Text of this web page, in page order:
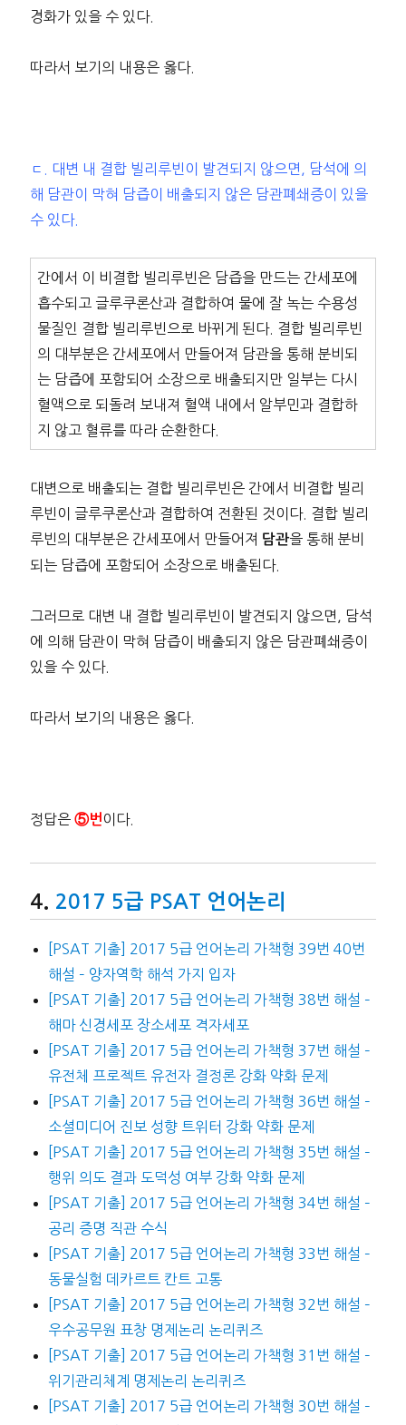
경화가 있을 수 있다.
따라서 보기의 내용은 옳다.
ㄷ. 대변 내 결합 빌리루빈이 발견되지 않으면, 담석에 의
해 담관이 막혀 담즙이 배출되지 않은 담관폐쇄증이 있을
수 있다.
간에서 이 비결합 빌리루빈은 담즙을 만드는 간세포에
흡수되고 글루쿠론산과 결합하여 물에 잘 녹는 수용성
물질인 결합 빌리루빈으로 바뀌게 된다. 결합 빌리루빈
의 대부분은 간세포에서 만들어져 담관을 통해 분비되
는 담즙에 포함되어 소장으로 배출되지만 일부는 다시
혈액으로 되돌려 보내져 혈액 내에서 알부민과 결합하
지 않고 혈류를 따라 순환한다.
대변으로 배출되는 결합 빌리루빈은 간에서 비결합 빌리
루빈이 글루쿠론산과 결합하여 전환된 것이다. 결합 빌리
루빈의 대부분은 간세포에서 만들어져 담관을 통해 분비
되는 담즙에 포함되어 소장으로 배출된다.
그러므로 대변 내 결합 빌리루빈이 발견되지 않으면, 담석
에 의해 담관이 막혀 담즙이 배출되지 않은 담관폐쇄증이
있을 수 있다.
따라서 보기의 내용은 옳다.
정답은⑤번 이다.
2017 5급 PSAT 언어논리
[PSAT 기출] 2017 5급 언어논리 가책형 39번 40번
해설 – 양자역학 해석 가지 입자
[PSAT 기출] 2017 5급 언어논리 가책형 38번 해설 –
해마 신경세포 장소세포 격자세포
[PSAT 기출] 2017 5급 언어논리 가책형 37번 해설 –
유전체 프로젝트 유전자 결정론 강화 약화 문제
[PSAT 기출] 2017 5급 언어논리 가책형 36번 해설 –
소셜미디어 진보 성향 트위터 강화 약화 문제
[PSAT 기출] 2017 5급 언어논리 가책형 35번 해설 –
행위 의도 결과 도덕성 여부 강화 약화 문제
[PSAT 기출] 2017 5급 언어논리 가책형 34번 해설 –
공리 증명 직관 수식
[PSAT 기출] 2017 5급 언어논리 가책형 33번 해설 –
동물실험 데카르트 칸트 고통
[PSAT 기출] 2017 5급 언어논리 가책형 32번 해설 –
우수공무원 표창 명제논리 논리퀴즈
[PSAT 기출] 2017 5급 언어논리 가책형 31번 해설 –
위기관리체계 명제논리 논리퀴즈
[PSAT 기출] 2017 5급 언어논리 가책형 30번 해설 –